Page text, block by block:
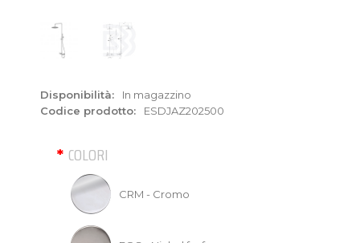
Disponibilità:
In magazzino
Codice prodotto:
ESDJAZ202500
COLORI
CRM - Cromo